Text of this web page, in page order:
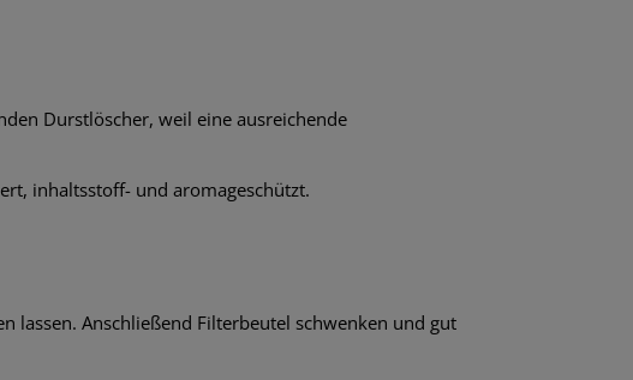
Durstlöscher, weil eine ausreichende
inhaltsstoff- und aromageschützt.
lassen. Anschließend Filterbeutel schwenken und gut